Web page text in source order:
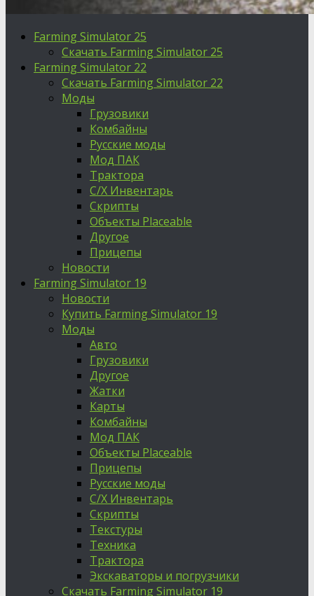
Farming Simulator 25
Скачать Farming Simulator 25
Farming Simulator 22
Скачать Farming Simulator 22
Моды
Грузовики
Комбайны
Русские моды
Мод ПАК
Трактора
С/Х Инвентарь
Скрипты
Объекты Placeable
Другое
Прицепы
Новости
Farming Simulator 19
Новости
Купить Farming Simulator 19
Моды
Авто
Грузовики
Другое
Жатки
Карты
Комбайны
Мод ПАК
Объекты Placeable
Прицепы
Русские моды
С/Х Инвентарь
Скрипты
Текстуры
Техника
Трактора
Экскаваторы и погрузчики
Скачать Farming Simulator 19